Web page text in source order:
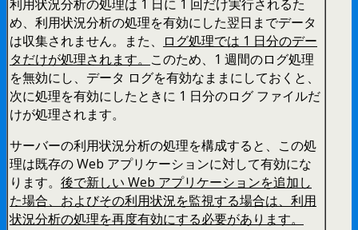
利用状況分析の処理は 1 日に 1 回だけ実行されるた
め、利用状況分析の処理を有効にした翌日までデータ
は収集されません。また、
ログ処理では 1 日分のデー
タだけが処理されます。 このため、1 週間のログ処理
を無効にし、データ ログを有効なままにしておくと、
次に処理を有効にしたときに 1 日分のログ ファイルだ
けが処理されます。
サーバーの利用状況分析の処理を構成すると、この処
理は既存の Web アプリケーションに対して有効にな
ります。 後で新しい Web アプリケーションを追加し
た場合、およびその利用状況を監視する場合は、利用
状況分析の処理を再度有効にする必要があります。